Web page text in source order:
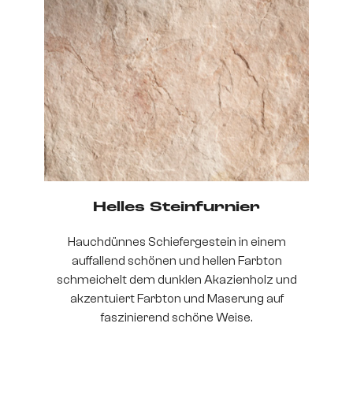
Helles Steinfurnier
Hauchdünnes Schiefergestein in einem
auffallend schönen und hellen Farbton
schmeichelt dem dunklen Akazienholz und
akzentuiert Farbton und Maserung auf
faszinierend schöne Weise.